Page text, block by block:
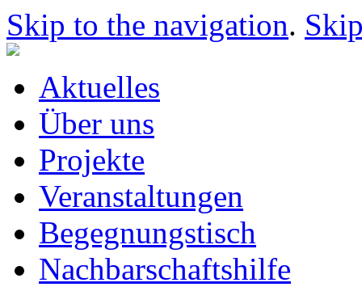
Skip to the navigation.
Aktuelles
Über uns
Projekte
Veranstaltungen
Begegnungstisch
Nachbarschaftshilfe